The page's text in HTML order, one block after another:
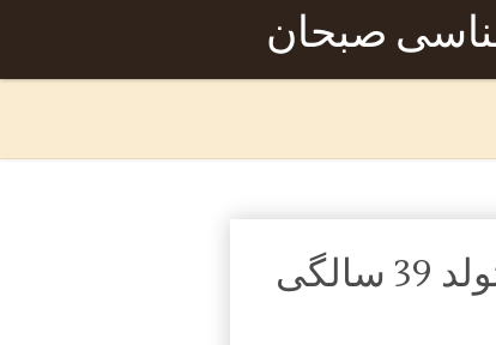
صبحان
مصاحبه با اودره توتو، به بهانه تولد 39 سالگی